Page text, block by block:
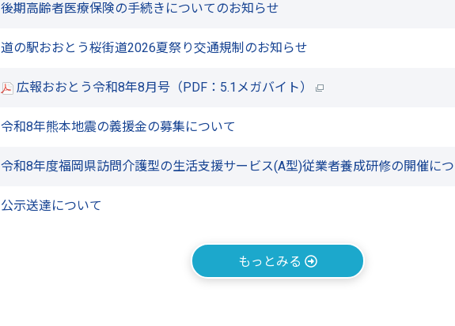
後期高齢者医療保険の手続きについてのお知らせ
道の駅おおとう桜街道2026夏祭り交通規制のお知らせ
広報おおとう令和8年8月号 （PDF：5.1メガバイト）
令和8年熊本地震の義援金の募集について
令和8年度福岡県訪問介護型の生活支援サービス(A型)従業者養成研修の開催に
公示送達について
もっとみる